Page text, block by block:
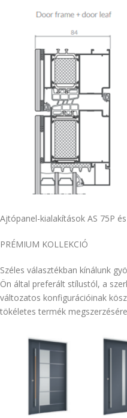
Ajtópanel-kialakítások AS 75P
PRÉMIUM KOLLEKCIÓ
Széles választékban kínálunk
Ön által preferált stílustól, a
változatos konfigurációinak
tökéletes termék